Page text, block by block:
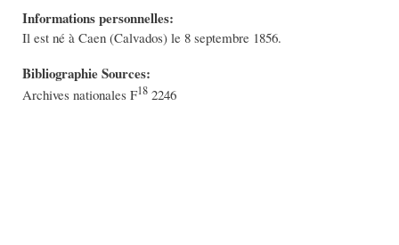
Informations personnelles:
Il est né à Caen (Calvados) le 8 septembre 1856.
Bibliographie Sources:
Archives nationales F18 2246